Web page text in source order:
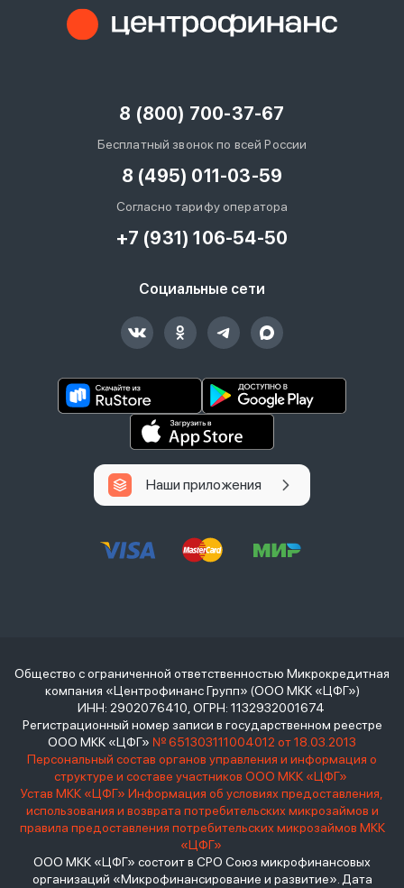
8 (800) 700-37-67
Бесплатный звонок по всей России
8 (495) 011-03-59
Согласно тарифу оператора
+7 (931) 106-54-50
Социальные сети
Наши приложения
Общество с ограниченной ответственностью Микрокредитная
компания «Центрофинанс Групп» (ООО МКК «ЦФГ»)
ИНН: 2902076410, ОГРН: 1132932001674
Регистрационный номер записи в государственном реестре
ООО МКК «ЦФГ» № 651303111004012 от 18.03.2013
Персональный состав органов управления и информация о
структуре и составе участников ООО МКК «ЦФГ»
Устав МКК «ЦФГ» Информация об условиях предоставления,
использования и возврата потребительских микрозаймов и
правила предоставления потребительских микрозаймов МКК
«ЦФГ»
ООО МКК «ЦФГ» состоит в СРО Союз микрофинансовых
организаций «Микрофинансирование и развитие». Дата